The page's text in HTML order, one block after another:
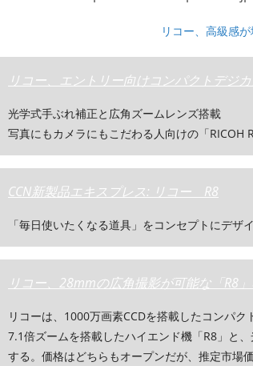
o
k
リコー、高級感が
リコー、エントリー向けコンパクトデジ
光学式手ぶれ補正と広角ズームレンズ搭載
写真にもカメラにもこだわる人向けの「RICOH
CCN新製品エキスプレス: リコー R8
「毎日使いたくなる道具」をコンセプトにデザ
リコー、28mmの広角撮影が可能な「R8
リコーは、1000万画素CCDを搭載したコンパ
7.1倍ズームを搭載したハイエンド機「R8」と
する。価格はどちらもオープンだが、推定市場